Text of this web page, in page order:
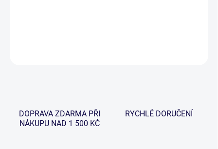
DOPRAVA ZDARMA PŘI
NÁKUPU NAD 1 500 KČ
RYCHLÉ DORUČENÍ